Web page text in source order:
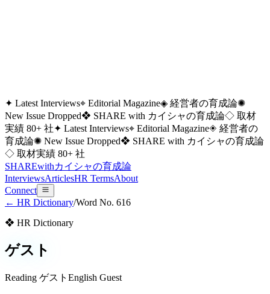
✦ Latest Interviews⌖ Editorial Magazine◈ 経営者の育成論✺
New Issue Dropped❖ SHARE with カイシャの育成論◇ 取材
実績 80+ 社✦ Latest Interviews⌖ Editorial Magazine◈ 経営者の
育成論✺ New Issue Dropped❖ SHARE with カイシャの育成論
◇ 取材実績 80+ 社
SHAREwithカイシャの育成論
InterviewsArticlesHR TermsAbout
Connect
← HR Dictionary/Word No. 616
❖ HR Dictionary
ゲスト
Reading ゲスト English Guest